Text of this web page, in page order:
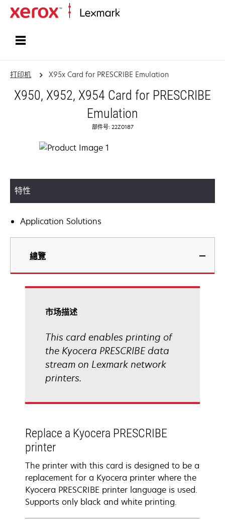
打印机 X95x Card for PRESCRIBE Emulation
X950, X952, X954 Card for PRESCRIBE
Emulation
部件号: 22Z0187
特性
Application Solutions
總覽
市场描述
This card enables printing of
the Kyocera PRESCRIBE data
stream on Lexmark network
printers.
Replace a Kyocera PRESCRIBE
printer
The printer with this card is designed to be a
replacement for a Kyocera printer where the
Kyocera PRESCRIBE printer language is used.
Supports only black and white printing.